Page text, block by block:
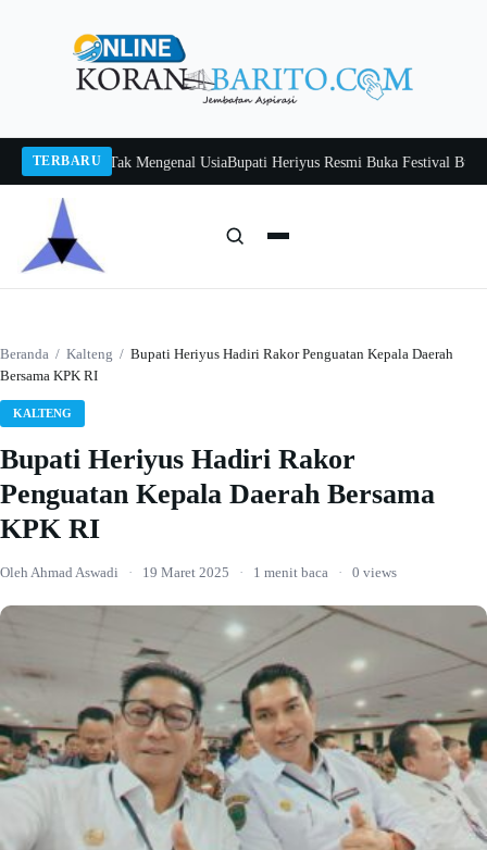
TERBARU
Belajar Tak Mengenal UsiaBupati Heriyus Resmi Buka Festival Budaya
Beranda / Kalteng / Bupati Heriyus Hadiri Rakor Penguatan Kepala Daerah
Bersama KPK RI
KALTENG
Bupati Heriyus Hadiri Rakor
Penguatan Kepala Daerah Bersama
KPK RI
Oleh Ahmad Aswadi · 19 Maret 2025 · 1 menit baca · 0 views